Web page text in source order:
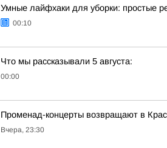
Умные лайфхаки для уборки: простые
00:10
Что мы рассказывали 5 августа:
00:00
Променад-концерты возвращают в
Вчера, 23:30